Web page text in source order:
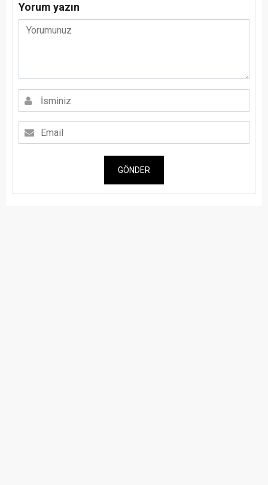
Yorum yazın
GÖNDER